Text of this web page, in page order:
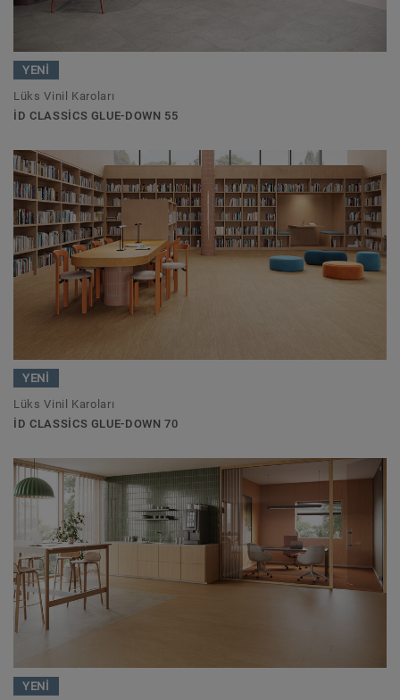
YENİ
Lüks Vinil Karoları
ID CLASSICS GLUE-DOWN 55
YENİ
Lüks Vinil Karoları
ID CLASSICS GLUE-DOWN 70
YENİ